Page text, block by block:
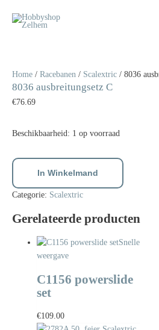
naar
Home / Racebanen / Scalextric / 8036
8036 ausbreitungsetz C
€76.69
Beschikbaarheid: 1 op voorraad
C
aantal
In Winkelmand
Categorie: Scalextric
Gerelateerde producten
Snelle
weergave
C1156 powerslide
set
€109.00